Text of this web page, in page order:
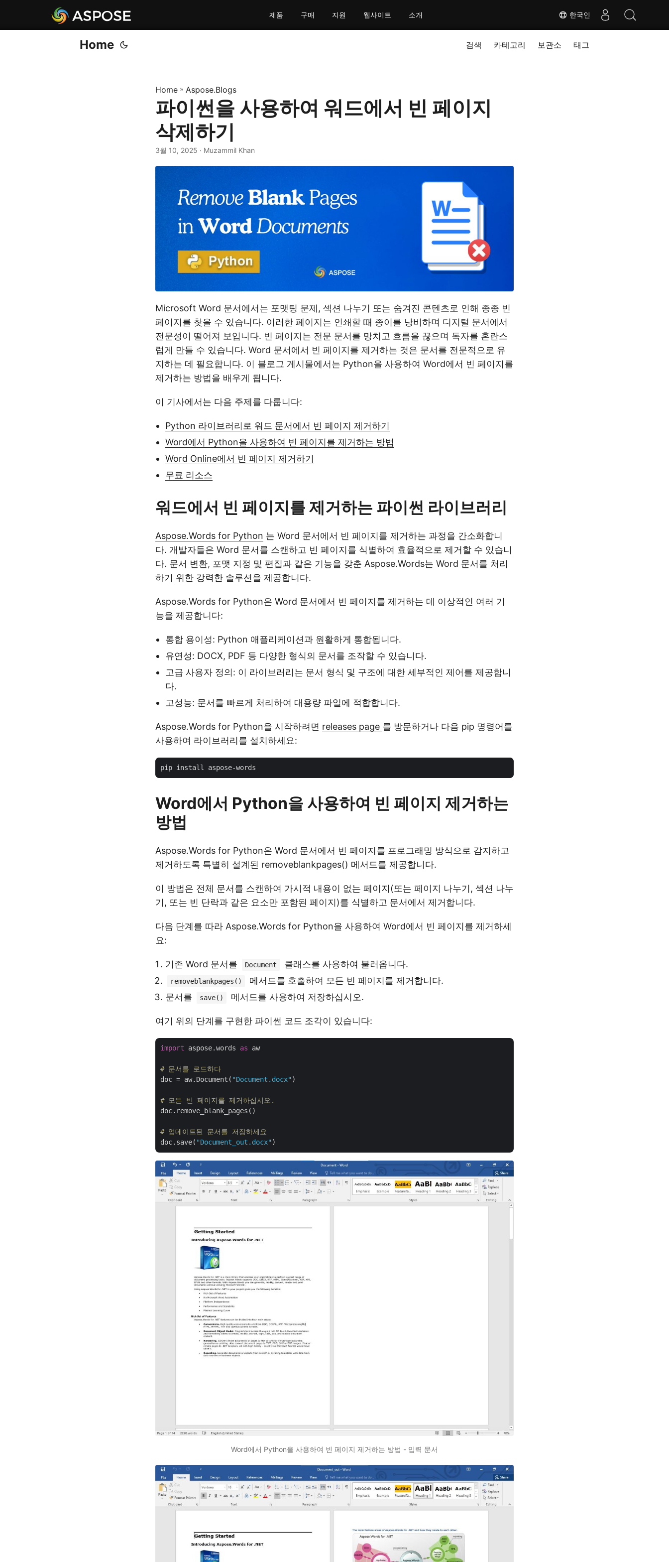
한국인
제품 구매 지원 웹사이트 소개
Home 검색 카테고리 보관소 태그
Home » Aspose.Blogs
파이썬을 사용하여 워드에서 빈 페이지
삭제하기
3월 10, 2025 · Muzammil Khan
Microsoft Word 문서에서는 포맷팅 문제, 섹션 나누기 또는 숨겨진 콘텐츠로 인해 종종 빈
페이지를 찾을 수 있습니다. 이러한 페이지는 인쇄할 때 종이를 낭비하며 디지털 문서에서
전문성이 떨어져 보입니다. 빈 페이지는 전문 문서를 망치고 흐름을 끊으며 독자를 혼란스
럽게 만들 수 있습니다. Word 문서에서 빈 페이지를 제거하는 것은 문서를 전문적으로 유
지하는 데 필요합니다. 이 블로그 게시물에서는 Python을 사용하여 Word에서 빈 페이지를
제거하는 방법을 배우게 됩니다.
이 기사에서는 다음 주제를 다룹니다:
Python 라이브러리로 워드 문서에서 빈 페이지 제거하기
Word에서 Python을 사용하여 빈 페이지를 제거하는 방법
Word Online에서 빈 페이지 제거하기
무료 리소스
워드에서 빈 페이지를 제거하는 파이썬 라이브러리
Aspose.Words for Python 는 Word 문서에서 빈 페이지를 제거하는 과정을 간소화합니
다. 개발자들은 Word 문서를 스캔하고 빈 페이지를 식별하여 효율적으로 제거할 수 있습니
다. 문서 변환, 포맷 지정 및 편집과 같은 기능을 갖춘 Aspose.Words는 Word 문서를 처리
하기 위한 강력한 솔루션을 제공합니다.
Aspose.Words for Python은 Word 문서에서 빈 페이지를 제거하는 데 이상적인 여러 기
능을 제공합니다:
통합 용이성: Python 애플리케이션과 원활하게 통합됩니다.
유연성: DOCX, PDF 등 다양한 형식의 문서를 조작할 수 있습니다.
고급 사용자 정의: 이 라이브러리는 문서 형식 및 구조에 대한 세부적인 제어를 제공합니
다.
고성능: 문서를 빠르게 처리하여 대용량 파일에 적합합니다.
Aspose.Words for Python을 시작하려면 releases page 를 방문하거나 다음 pip 명령어를
사용하여 라이브러리를 설치하세요:
Word에서 Python을 사용하여 빈 페이지 제거하는
방법
Aspose.Words for Python은 Word 문서에서 빈 페이지를 프로그래밍 방식으로 감지하고
제거하도록 특별히 설계된 removeblankpages() 메서드를 제공합니다.
이 방법은 전체 문서를 스캔하여 가시적 내용이 없는 페이지(또는 페이지 나누기, 섹션 나누
기, 또는 빈 단락과 같은 요소만 포함된 페이지)를 식별하고 문서에서 제거합니다.
다음 단계를 따라 Aspose.Words for Python을 사용하여 Word에서 빈 페이지를 제거하세
요:
기존 Word 문서를 Document 클래스를 사용하여 불러옵니다.
removeblankpages()
메서드를 호출하여 모든 빈 페이지를 제거합니다.
문서를
save() 메서드를 사용하여 저장하십시오.
여기 위의 단계를 구현한 파이썬 코드 조각이 있습니다:
import aspose.words as aw
# 문서를 로드하다
doc = aw.Document( "Document.docx" )
# 모든 빈 페이지를 제거하십시오.
doc.remove_blank_pages()
# 업데이트된 문서를 저장하세요
doc.save( "Document_out.docx"
Word에서 Python을 사용하여 빈 페이지 제거하는 방법 - 입력 문서